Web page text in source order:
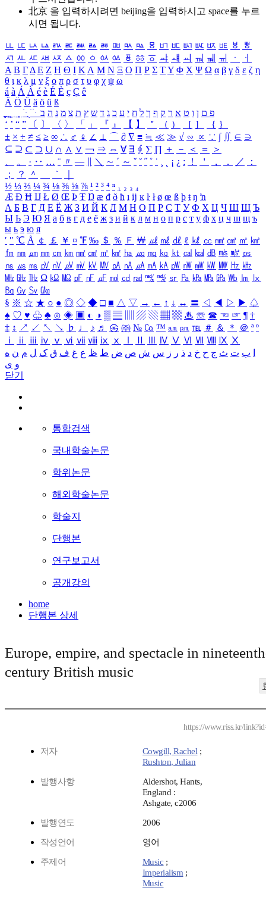
北京 을 입력하시려면 beijing을 입력하시고 space를 누르
시면 됩니다.
ㅥ ㅦ ㅧ ㅨ ㅩ ㅪ ㅫ ㅬ ㅭ ㅮ ㅯ ㅰ ㅱ ㅲ ㅳ ㅴ ㅵ ㅶ ㅷ ㅸ
ㅹ
ㅺ ㅻ ㅼ ㅽ ㅾ ㅿ ㆀ ㆁ ㆂ ㆃ ㆄ ㆅ ㆆ ㆇ ㆈ ㆉ ㆊ ㆋ ㆌ ㆍ
ㆎ
Α Β ΓΔ Ε Ζ Η Θ Ι ΚΛ Μ Ν Ξ Ο Π Ρ Σ ΤΥ Φ Χ Ψ Ω α β γ δ ε ζ η
θ ι κ λ μ ν ξ ο π ρ σ τ υ φ χ ψ ω
á à Á À é è É È ç Ç ê
Ä Ö Ü ä ö ü ß
ִֶֹ ֻּ ׁׂ פ ם ן ו ט א ר ק ף ך ל ח י ע כ ג ד ש ץ ת צ מ נ ה ב
‘ ’ “ ” 〔 〕 〈 〉 「 」 『 』 【 】 ＂ （ ） ［ ］ ｛ ｝
± × ÷ ≠ ≤ ≥ ∞ ∴ ♂ ♀ ∠ ⊥ ⌒ ∂ ∇ ≡ ≒ ≪ ≫ √ ∽ ∝ ∵ ∫ ∬ ∈ ∋
⊆ ⊇ ⊂ ⊃ ∪ ∩ ∧ ∨ ￢ ⇒ ⇔ ∀ ∃ ∮ ∑ ∏ ＋ － ＜ ＝
＞
、
。 · ‥ … ¨ 〃 ― ＼ ∼ ´ ～ ˇ ˘ ˝ ˚ ˙ ¸ ¡ ¿ ː ！ ＇ ， ． ／
：
；
？ ＾ ｀
½ ⅓ ⅔ ¼ ¾ ⅛ ⅜ ⅝ ⅞ ¹ ² ³ ⁴ ⁿ ₁ ₂ ₃ ₄
Æ Ð Ħ Ĳ Ł Ø Œ Þ Ŧ Ŋ æ đ ð ħ ı ĳ ĸ ŀ ł ø œ ß þ ŧ ŋ ŉ
А Б В Г Д Е Ё Ж З И Й К Л М Н О П Р С Т У Ф Х Ц Ч Ш Щ Ъ
Ы Ь Э Ю Я а б в г д е ё ж з и й к л м н о п р с т у ф х ц ч ш щ ъ
ы ь э ю я
′ ″ ℃ Å ￠ ￡ ￥ ¤ ℉ ‰ ＄ ％ Ｆ ￦ ㎕ ㎖ ㎗ ℓ ㎘ ㏄ ㎣ ㎤ ㎥ ㎦
㎙ ㎚ ㎛ ㎜ ㎝ ㎞ ㎟ ㎠ ㎡ ㎢ ㏊ ㎍ ㎎ ㎏ ㏏ ㎈ ㎉ ㏈ ㎧ ㎨ ㎰
㎱ ㎲ ㎳ ㎴ ㎵ ㎶ ㎷ ㎸ ㎹ ㎀ ㎁ ㎂ ㎃ ㎄ ㎺ ㎻ ㎽ ㎾ ㎿ ㎐ ㎑
㎒ ㎓ ㎔ Ω ㏀ ㏁ ㎊ ㎋ ㎌ ㏖ ㏅ ㎭ ㎮ ㎯ ㏛ ㎩ ㎪ ㎫ ㎬ ㏝ ㏐
㏓
㏃ ㏉ ㏜ ㏆
§ ※ ☆ ★ ○ ● ◎ ◇ ◆ □ ■ △ ▽ → ← ↑ ↓ ↔ 〓 ◁ ◀ ▷ ▶ ♤
♠ ♡ ♥ ♧ ♣ ⊙ ◈ ▣ ◐ ◑ ▒ ▤ ▨ ▧ ▦ ▩ ♨ ☏ ☎ ☜ ☞ ¶ †
‡ ↕ ↗ ↙ ↖ ↘ ♭ ♩ ♪ ♬ ㉿ ㈜ № ㏇ ™ ㏂ ㏘ ℡ ＃ ＆ ＊ ＠ ª º
ⅰ
ⅱ ⅲ ⅳ ⅴ ⅵ ⅶ ⅷ ⅸ ⅹ Ⅳ Ⅴ Ⅵ Ⅶ Ⅷ Ⅸ Ⅹ
ب ت ث ج ح خ د ذ ر ز س ش ص ض ط ظ ع غ ف ق ک ل م ن ه
و ی
닫기
통합검색
국내학술논문
학위논문
해외학술논문
학술지
단행본
연구보고서
공개강의
home
단행본 상세
Europe, empire, and spectacle in
century British music
https://www.riss.kr/
저자 Cowgill, Rachel;
Rushton, Julian
발행사항
Aldershot, Hants,
England :
Ashgate, c2006
발행연도 2006
작성언어 영어
주제어 Music ;
Imperialism;
Music